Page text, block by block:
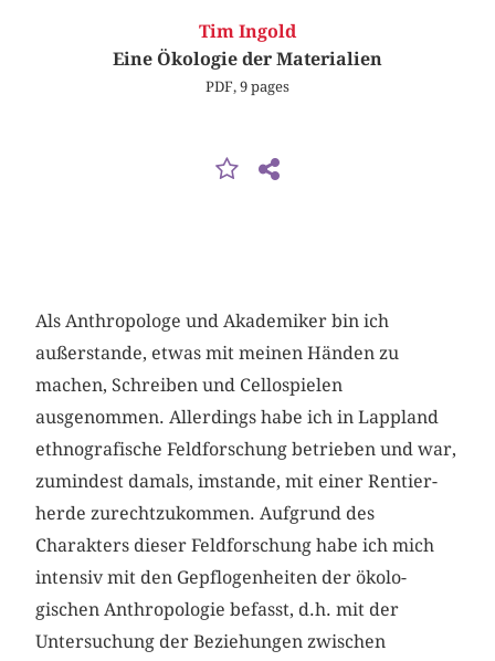
Tim Ingold
Eine Ökologie der Materialien
PDF, 9 pages
Als Anthropologe und Akademiker bin ich
außerstande, etwas mit meinen Händen zu
machen, Schreiben und Cellospielen
ausgenommen. Allerdings habe ich in Lappland
ethnografische Feldforschung betrieben und war,
zumindest damals, imstande, mit einer Rentier­
her­de zurechtzukommen. Aufgrund des
Charakters dieser Feldfor­schung habe ich mich
intensiv mit den Gepflogenheiten der ökolo­
gischen Anthropologie befasst, d.h. mit der
Untersuchung der Beziehungen zwischen